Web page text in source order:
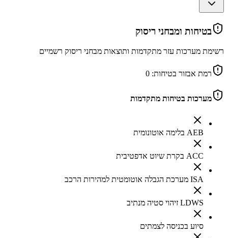
בטיחות ומבחני ריסוק
רשימת מערכות עזר מתקדמות ותוצאות מבחני ריסוק רשמיים
רמת אבזור בטיחות: 0
מערכות בטיחות מתקדמות
AEB בלימה אוטונומית
ACC בקרת שיוט אדפטיבית
ISA מערכת הגבלה אוטומטית למהירות הרכב
LDWS זיהוי סטיה מנתיב
סיוע בכניסה לצמתים